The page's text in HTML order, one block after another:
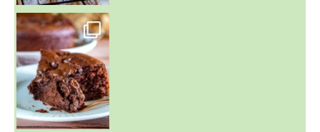
~ GÂTEAU FONDANT CHOCO NOISETTE ~
C'est lundi